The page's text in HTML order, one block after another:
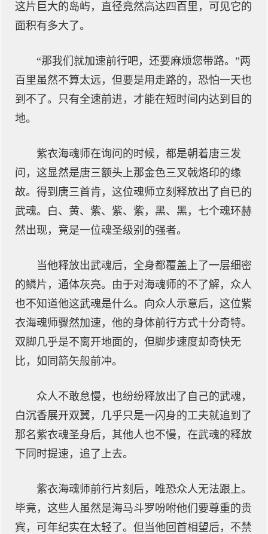
这片巨大的岛屿，直径竟然高达四百里，可见它的
面积有多大了。
“那我们就加速前行吧，还要麻烦您带路。”两
百里虽然不算太远，但要是用走路的，恐怕一天也
到不了。只有全速前进，才能在短时间内达到目的
地。
紫衣海魂师在询问的时候，都是朝着唐三发
问，这显然是唐三额头上那金色三叉戟烙印的缘
故。得到唐三首肯，这位魂师立刻释放出了自已的
武魂。白、黄、紫、紫、紫，黑、黑，七个魂环赫
然出现，竟是一位魂圣级别的强者。
当他释放出武魂后，全身都覆盖上了一层细密
的鳞片，通体灰亮。由于对海魂师的不了解，众人
也不知道他这武魂是什么。向众人示意后，这位紫
衣海魂师骤然加速，他的身体前行方式十分奇特。
双脚几乎是不离开地面的，但脚步速度却奇快无
比，如同箭矢般前冲。
众人不敢怠慢，也纷纷释放出了自己的武魂，
白沉香展开双翼，几乎只是一闪身的工夫就追到了
那名紫衣魂圣身后，其他人也不慢，在武魂的释放
下同时提速，追了上去。
紫衣海魂师前行片刻后，唯恐众人无法跟上。
毕竟，这些人虽然是海马斗罗吩咐他们要尊重的贵
宾，可年纪实在太轻了。但当他回首相望后，不禁